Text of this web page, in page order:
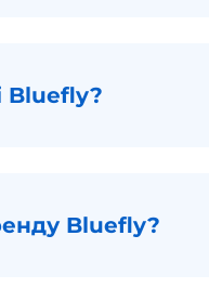
Bluefly?
Bluefly?